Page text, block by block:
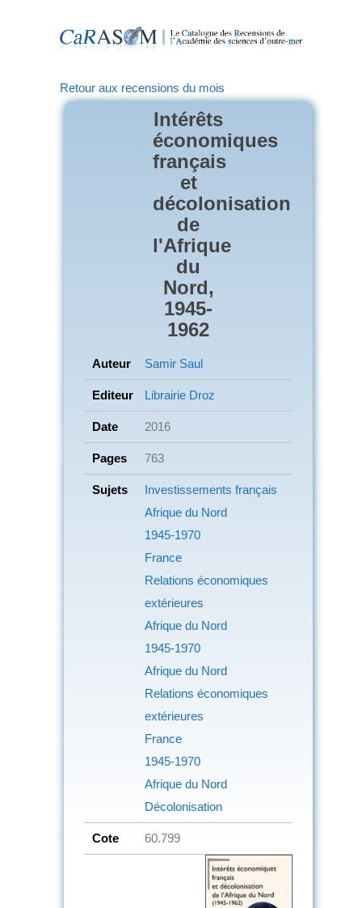
Retour aux recensions du mois
Intérêts
économiques
français
et
décolonisation
de
l'Afrique
du
Nord,
1945-
1962
Auteur Samir Saul
Editeur Librairie Droz
Date 2016
Pages 763
Sujets
Investissements français
Afrique du Nord
1945-1970
France
Relations économiques
extérieures
Afrique du Nord
1945-1970
Afrique du Nord
Relations économiques
extérieures
France
1945-1970
Afrique du Nord
Décolonisation
Cote 60.799